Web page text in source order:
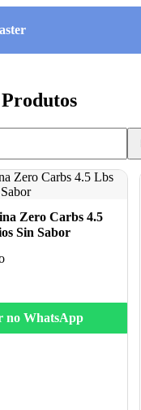
Zero Carbs 4.5
Sin Sabor
no WhatsApp